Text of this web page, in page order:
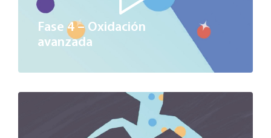
Fase 4 – Oxidación
avanzada